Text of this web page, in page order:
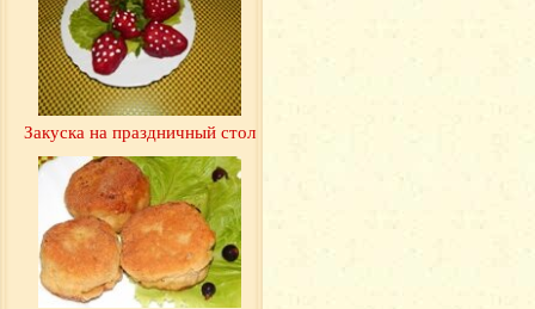
Закуска на праздничный стол